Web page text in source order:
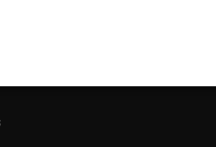
sociaux !